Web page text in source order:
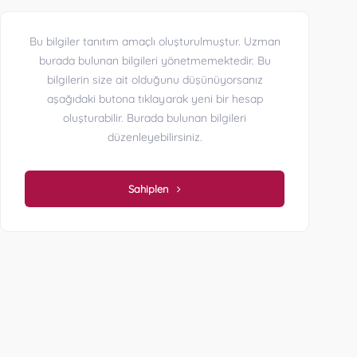
Bu bilgiler tanıtım amaçlı oluşturulmuştur. Uzman
burada bulunan bilgileri yönetmemektedir. Bu
bilgilerin size ait olduğunu düşünüyorsanız
aşağıdaki butona tıklayarak yeni bir hesap
oluşturabilir. Burada bulunan bilgileri
düzenleyebilirsiniz.
Sahiplen